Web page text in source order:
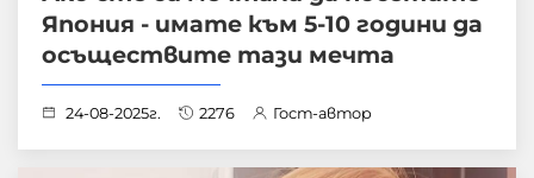
Япония - имате към 5-10 години да
осъществите тази мечта
24-08-2025г. 2276 Гост-автор